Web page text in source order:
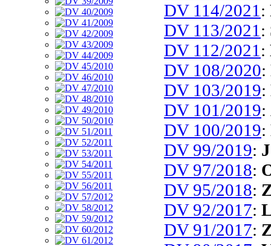
DV 114/2021 :
DV 113/2021 :
DV 112/2021 :
DV 108/2020:
DV 103/2019:
DV 101/2019:
DV 100/2019:
DV 99/2019:
DV 97/2018:
DV 95/2018:
DV 92/2017:
DV 91/2017: